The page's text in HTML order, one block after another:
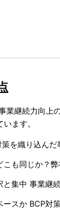
業継続力向上
ます。
を織り込ん
も同じか？
集中 事業継
スか BCP対